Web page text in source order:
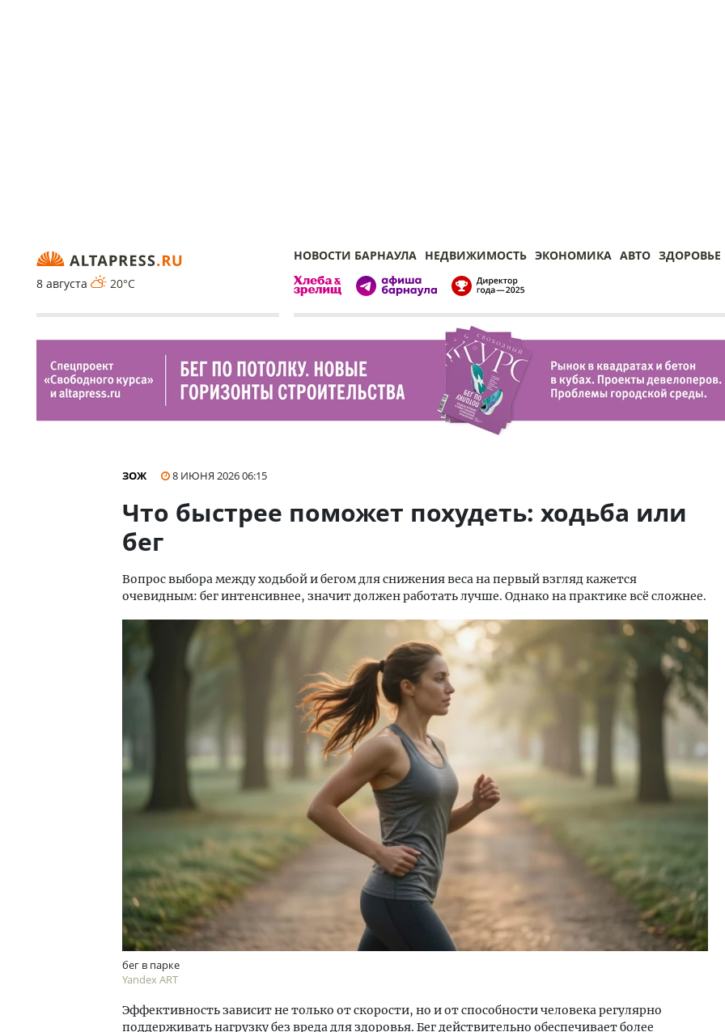
НОВОСТИ БАРНАУЛА НЕДВИЖИМОСТЬ ЭКОНОМИКА АВТО ЗДОРОВЬЕ
8 августа
20°C
ЗОЖ 8 ИЮНЯ 202606:15
Что быстрее поможет похудеть: ходьба или
бег
Вопрос выбора между ходьбой и бегом для снижения веса на первый взгляд кажется
очевидным: бег интенсивнее, значит должен работать лучше. Однако на практике всё сложнее.
бег в парке
Yandex ART
Эффективность зависит не только от скорости, но и от способности человека регулярно
поддерживать нагрузку без вреда для здоровья. Бег действительно обеспечивает более
Архитектурный код
земли. Мощение
плитами становится
стандартом
СТРОИТЕЛЬСТВО